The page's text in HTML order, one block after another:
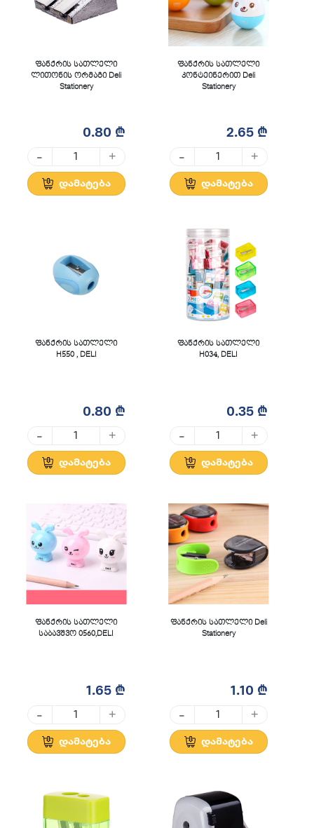
ფანქრის სათლელი
ლითონის ორმაგი Deli
Stationery
0.80 ₾
- +
დამატება
ფანქრის სათლელი
კონტეინერით Deli
Stationery
2.65 ₾
- +
დამატება
ფანქრის სათლელი
H550 , DELI
0.80 ₾
- +
დამატება
ფანქრის სათლელი
H034, DELI
0.35 ₾
- +
დამატება
ფანქრის სათლელი
საბავშვო 0560,DELI
1.65 ₾
- +
დამატება
ფანქრის სათლელი Deli
Stationery
1.10 ₾
- +
დამატება